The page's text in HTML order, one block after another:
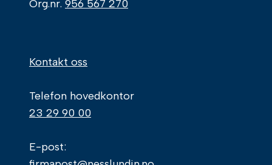
Org.nr. 956 567 270
Kontakt oss
Telefon hovedkontor
23 29 90 00
E-post: